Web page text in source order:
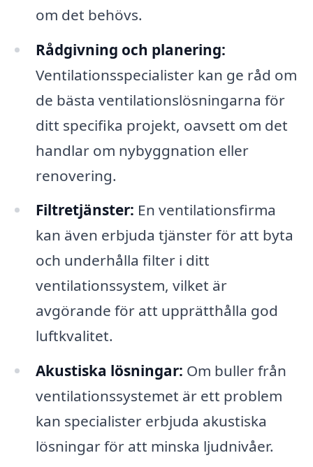
om det behövs.
Rådgivning och planering:
Ventilationsspecialister kan ge råd om
de bästa ventilationslösningarna för
ditt specifika projekt, oavsett om det
handlar om nybyggnation eller
renovering.
Filtretjänster: En ventilationsfirma
kan även erbjuda tjänster för att byta
och underhålla filter i ditt
ventilationssystem, vilket är
avgörande för att upprätthålla god
luftkvalitet.
Akustiska lösningar: Om buller från
ventilationssystemet är ett problem
kan specialister erbjuda akustiska
lösningar för att minska ljudnivåer.